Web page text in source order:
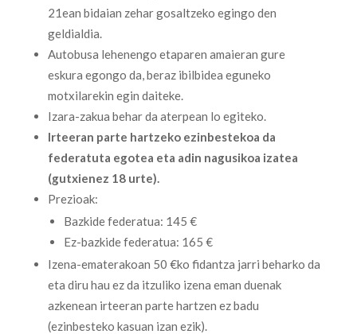
21ean bidaian zehar gosaltzeko egingo den
geldialdia.
Autobusa lehenengo etaparen amaieran gure
eskura egongo da, beraz ibilbidea eguneko
motxilarekin egin daiteke.
Izara-zakua behar da aterpean lo egiteko.
Irteeran parte hartzeko ezinbestekoa da
federatuta egotea eta adin nagusikoa izatea
(gutxienez 18 urte).
Prezioak:
Bazkide federatua: 145 €
Ez-bazkide federatua: 165 €
Izena-ematerakoan 50 €ko fidantza jarri beharko da
eta diru hau ez da itzuliko izena eman duenak
azkenean irteeran parte hartzen ez badu
(ezinbesteko kasuan izan ezik).